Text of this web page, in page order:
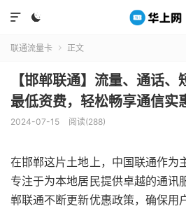


联通流量卡  正文
【邯郸联通】流量、通话、
最低资费，轻松畅享通信实
2024-07-15 阅读(288)
在邯郸这片土地上，中国联通作为
专注于为本地居民提供卓越的通讯
郸联通不断更新优惠政策，确保用